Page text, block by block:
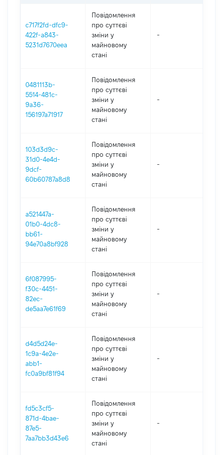
c717f2fd-dfc9-
422f-a843-
5231d7670eea
Повідомлення
про суттєві
зміни y
майновому
стані
-
0481113b-
5514-481c-
9a36-
156197a71917
Повідомлення
про суттєві
зміни y
майновому
стані
-
103d3d9c-
31d0-4e4d-
9dcf-
60b60787a8d8
Повідомлення
про суттєві
зміни y
майновому
стані
-
a521447a-
01b0-4dc8-
bb61-
94e70a8bf928
Повідомлення
про суттєві
зміни y
майновому
стані
-
6f087995-
f30c-4451-
82ec-
de5aa7e61f69
Повідомлення
про суттєві
зміни y
майновому
стані
-
d4d5d24e-
1c9a-4e2e-
abb1-
fc0a9bf81f94
Повідомлення
про суттєві
зміни y
майновому
стані
-
fd5c3cf5-
871d-4bae-
87e5-
7aa7bb3d43e6
Повідомлення
про суттєві
зміни y
майновому
стані
-